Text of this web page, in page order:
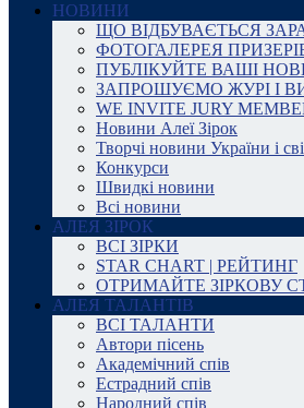
НОВИНИ
ЩО ВІДБУВАЄТЬСЯ
ФОТОГАЛЕРЕЯ
ПУБЛІКУЙТЕ ВАШІ
ЗАПРОШУЄМО ЖУРІ І
WE INVITE JURY
Новини Алеї Зірок
Творчі новини України і
Конкурси
Швидкі новини
Всі новини
АЛЕЯ ЗІРОК
ВСІ ЗІРКИ
STAR CHART | РЕЙТИНГ
ОТРИМАЙТЕ ЗІРКОВУ
АЛЕЯ ТАЛАНТІВ
ВСІ ТАЛАНТИ
Автори пісень
Академічний спів
Естрадний спів
Народний спів